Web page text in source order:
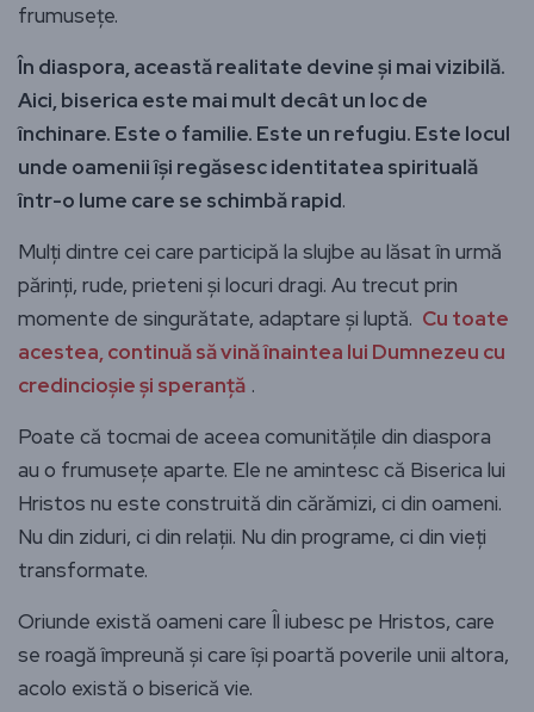
frumusețe.
În diaspora, această realitate devine și mai vizibilă.
Aici, biserica este mai mult decât un loc de
închinare. Este o familie. Este un refugiu. Este locul
unde oamenii își regăsesc identitatea spirituală
într-o lume care se schimbă rapid.
Mulți dintre cei care participă la slujbe au lăsat în urmă
părinți, rude, prieteni și locuri dragi. Au trecut prin
momente de singurătate, adaptare și luptă. Cu toate
acestea, continuă să vină înaintea lui Dumnezeu cu
credincioșie și speranță .
Poate că tocmai de aceea comunitățile din diaspora
au o frumusețe aparte. Ele ne amintesc că Biserica lui
Hristos nu este construită din cărămizi, ci din oameni.
Nu din ziduri, ci din relații. Nu din programe, ci din vieți
transformate.
Oriunde există oameni care Îl iubesc pe Hristos, care
se roagă împreună și care își poartă poverile unii altora,
acolo există o biserică vie.